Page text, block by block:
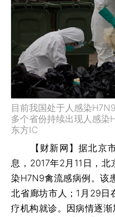
目前我国处于人感染
多个省份持续出现人感染
东方IC
【财新网】据北京
息，2017年2月11日，
染H7N9禽流感病例。该
北省廊坊市人；1月29日
疗机构就诊。因病情逐